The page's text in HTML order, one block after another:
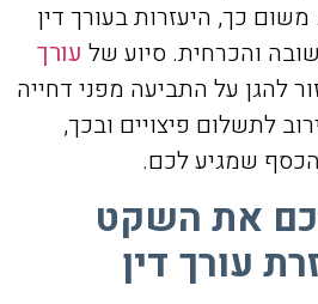
כך, היעזרות בעורך דין
והכרחית. סיוע של עורך
להגן על התביעה מפני דחייה
לתשלום פיצויים ובכך,
שמגיע לכם.
את השקט
עורך דין